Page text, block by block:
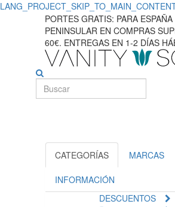
Descubra
remedios
eficaces
para
articulaciones
PORTES GRATIS: PARA ESPAÑA
PENINSULAR EN COMPRAS
60€. ENTREGAS EN 1-2 DÍAS
CATEGORÍAS MARCAS
INFORMACIÓN
DESCUENTOS